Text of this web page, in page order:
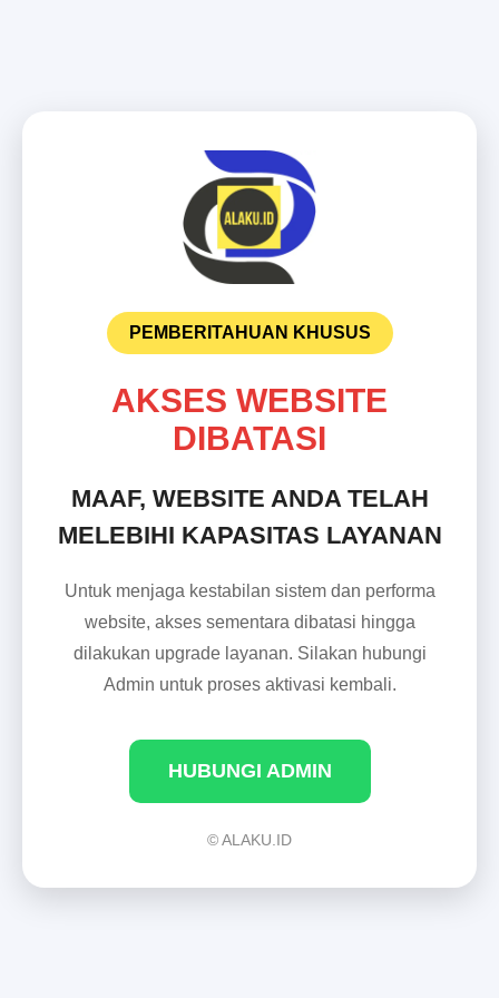
PEMBERITAHUAN KHUSUS
AKSES WEBSITE
DIBATASI
MAAF, WEBSITE ANDA TELAH
MELEBIHI KAPASITAS LAYANAN
Untuk menjaga kestabilan sistem dan performa
website, akses sementara dibatasi hingga
dilakukan upgrade layanan. Silakan hubungi
Admin untuk proses aktivasi kembali.
HUBUNGI ADMIN
© ALAKU.ID